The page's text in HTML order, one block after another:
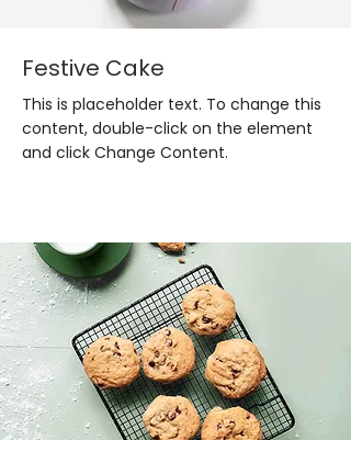
Festive Cake
This is placeholder text. To change this
content, double-click on the element
and click Change Content.